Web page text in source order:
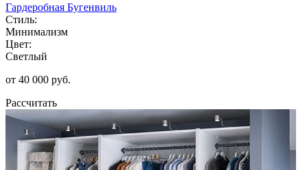
Гардеробная Бугенвиль
Стиль:
Минимализм
Цвет:
Светлый
от 40 000 руб.
Рассчитать